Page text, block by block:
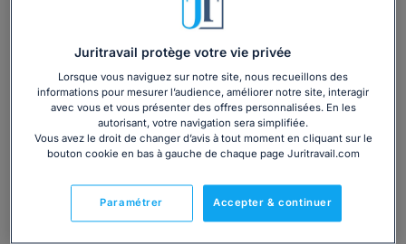
en région Île-de-France(1);
soit en dehors de la région Île-de-France, mais dans
unecommune ou unecommunauté urbainedans
laquelle le versement a été institué par une
organisatrice de la mobilité(AOM)(2).
Versement mobilité : comment est déterminé
le seuil d'effectif pris en compte pour le champ
d'application de la contribution ?
Juritravail protège votre vie privée
Lorsque vous naviguez sur notre site, nous recueillons des
informations pour mesurer l’audience, améliorer notre site, interagir
avec vous et vous présenter des offres personnalisées. En les
autorisant, votre navigation sera simplifiée.
Vous avez le droit de changer d’avis à tout moment en cliquant sur le
bouton cookie en bas à gauche de chaque page Juritravail.com
Accepter & continuer
Paramétrer